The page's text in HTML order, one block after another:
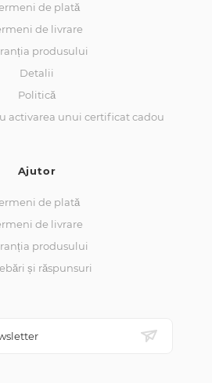
de plată
de livrare
produsului
Detalii
Politică
activarea unui certificat cadou
Ajutor
de plată
de livrare
produsului
și răspunsuri